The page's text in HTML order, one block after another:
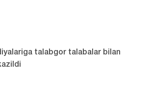
talabgor talabalar bilan